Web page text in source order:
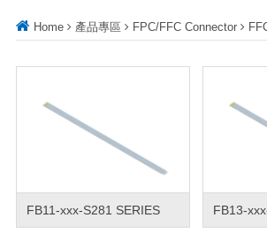
Home 產品專區 FPC/FFC Connector
FB11-xxx-S281 SERIES FB13-